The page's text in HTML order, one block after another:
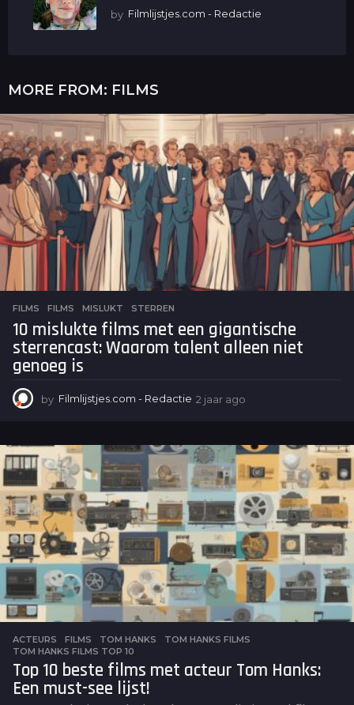
by Filmlijstjes.com - Redactie
MORE FROM: FILMS
FILMS FILMS ,MISLUKT ,STERREN
10 mislukte films met een gigantische
sterrencast: Waarom talent alleen niet
genoeg is
by Filmlijstjes.com - Redactie 2 jaar ago
a
r
a
g
o
ACTEURS ,FILMS TOM HANKS ,TOM HANKS FILMS
TOM HANKS FILMS TOP 10
Top 10 beste films met acteur Tom Hanks:
Een must-see lijst!